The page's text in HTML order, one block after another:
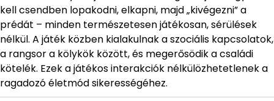
kell csendben lopakodni, elkapni, majd „kivégezni” a
prédát – minden természetesen játékosan, sérülések
nélkül. A játék közben kialakulnak a szociális kapcsolatok,
a rangsor a kölykök között, és megerősödik a családi
kötelék. Ezek a játékos interakciók nélkülözhetetlenek a
ragadozó életmód sikerességéhez.